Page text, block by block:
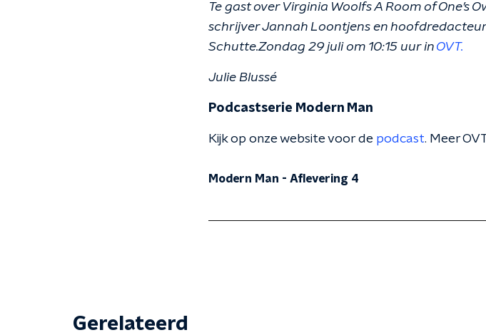
Te gast over Virginia Woolfs A Room of One’s
schrijver Jannah Loontjens en
Schutte.Zondag 29 juli om 10:15 uur in OVT.
Julie Blussé
Podcastserie Modern Man
Kijk op onze website voor de podcast. Meer
Modern Man - Aflevering 4
Gerelateerd